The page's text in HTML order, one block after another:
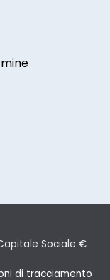
Capitale Sociale €
di tracciamento